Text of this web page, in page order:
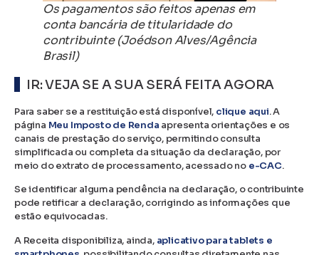
Os pagamentos são feitos apenas em
conta bancária de titularidade do
contribuinte (Joédson Alves/Agência
Brasil)
IR: VEJA SE A SUA SERÁ FEITA AGORA
Para saber se a restituição está disponível, clique aqui. A
página Meu Imposto de Renda apresenta orientações e os
canais de prestação do serviço, permitindo consulta
simplificada ou completa da situação da declaração, por
meio do extrato de processamento, acessado no e-CAC.
Se identificar alguma pendência na declaração, o contribuinte
pode retificar a declaração, corrigindo as informações que
estão equivocadas.
A Receita disponibiliza, ainda,aplicativo para tablets e